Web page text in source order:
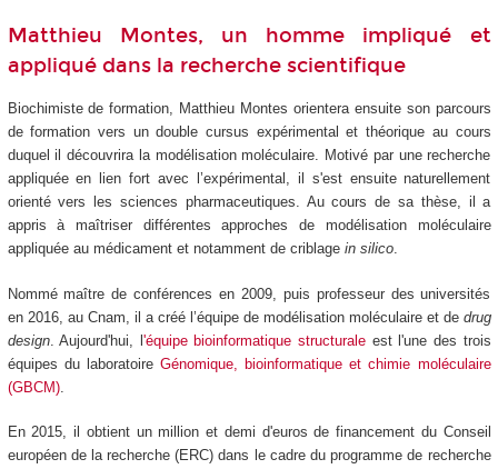
Matthieu Montes, un homme impliqué et
appliqué dans la recherche scientifique
Biochimiste de formation, Matthieu Montes orientera ensuite son parcours
de formation vers un double cursus expérimental et théorique au cours
duquel il découvrira la modélisation moléculaire. Motivé par une recherche
appliquée en lien fort avec l’expérimental, il s'est ensuite naturellement
orienté vers les sciences pharmaceutiques. Au cours de sa thèse, il a
appris à maîtriser différentes approches de modélisation moléculaire
appliquée au médicament et notamment de criblage in silico.
Nommé maître de conférences en 2009, puis professeur des universités
en 2016, au Cnam, il a créé l’équipe de modélisation moléculaire et de drug
design. Aujourd'hui, l'équipe bioinformatique structurale est l'une des trois
équipes du laboratoire Génomique, bioinformatique et chimie moléculaire
(GBCM).
En 2015, il obtient un million et demi d'euros de financement du Conseil
européen de la recherche (ERC) dans le cadre du programme de recherche